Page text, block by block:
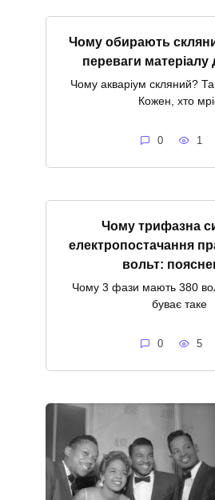
Чому обирають
переваги матеріалу
Чому акваріум скляний?
Кожен, хто
0 1
Чому трифазна
електропостачання
вольт:
Чому 3 фази мають 380
буває таке
0 5